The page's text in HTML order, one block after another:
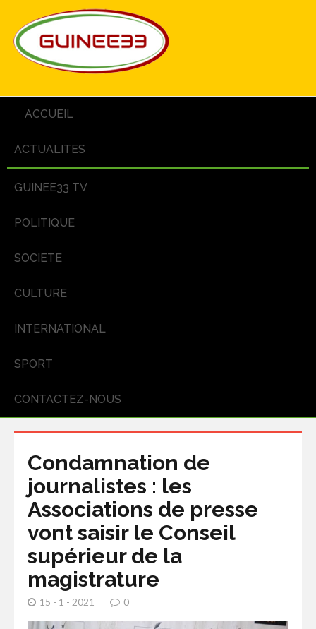
ACCUEIL
ACTUALITES
GUINEE33 TV
POLITIQUE
SOCIETE
CULTURE
INTERNATIONAL
SPORT
CONTACTEZ-NOUS
Condamnation de
journalistes : les
Associations de presse
vont saisir le Conseil
supérieur de la
magistrature
15 - 1 - 2021 0